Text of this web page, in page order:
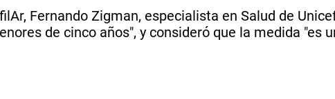
Fernando Zigman, especialista en Salud de
de cinco años", y consideró que la medida "es